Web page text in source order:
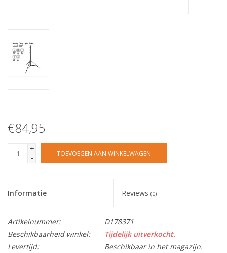
€84,95
+
-
TOEVOEGEN AAN WINKELWAGEN
Informatie Reviews (0)
Artikelnummer:
D178371
Beschikbaarheid winkel:
Tijdelijk uitverkocht.
Levertijd:
Beschikbaar in het magazijn.